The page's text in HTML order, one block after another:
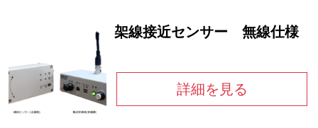
架線接近センサー 無線仕様
詳細を見る